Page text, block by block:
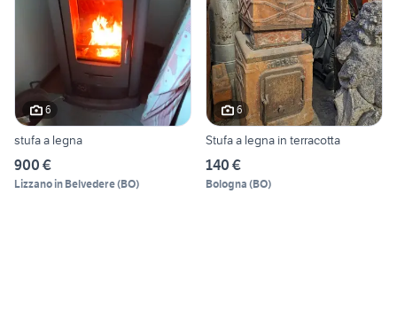
6
stufa a legna
900 €
Lizzano in Belvedere(BO)
6
Stufa a legna in terracotta
140 €
Bologna (BO)